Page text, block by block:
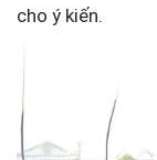
cho ý kiến.